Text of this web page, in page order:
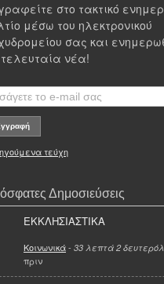
στο τακτικό
μέσω του ηλεκτρονικού
σας και
νέα!
τεύχη
Δημοσιεύσεις
ΕΚΚΛΗΣΙΑΣΤΙΚΑ
Κοινωνικά- 33 λεπτά 2
πριν